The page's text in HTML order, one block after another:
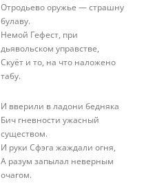
Отродьево оружье — страшну
булаву.
Немой Гефест, при
дьявольском управстве,
Скуёт и то, на что наложено
табу.
И вверили в ладони бедняка
Бич гневности ужасный
существом.
И руки Сфэга жаждали огня,
А разум запылал неверным
очагом.